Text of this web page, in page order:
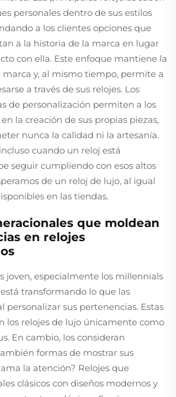
personales dentro de sus estilos
a los clientes opciones que
a la historia de la marca en lugar
con ella. Este enfoque mantiene la
y, al mismo tiempo, permite a
a través de sus relojes. Los
de personalización permiten a los
la creación de sus propias piezas,
nunca la calidad ni la artesanía.
cuando un reloj está
seguir cumpliendo con esos altos
de un reloj de lujo, al igual
en las tiendas.
que moldean
en relojes
joven, especialmente los millennials
transformando lo que las
personalizar sus pertenencias. Estas
los relojes de lujo únicamente como
En cambio, los consideran
formas de mostrar sus
la atención? Relojes que
clásicos con diseños modernos y